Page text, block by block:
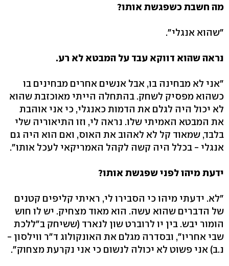
מה חשבת כשפגשת אותו?
"שהוא אנגלי".
נראה שהוא דווקא עבד על המבטא לא רע.
"אני לא מבחינה בו, אבל אנשים אחרים מבחינים בו
כשהוא מפסיק לשחק. בהתחלה הייתי מאוכזבת שהוא
לא יכול היה לגלם את הדמות כאנגלי, כי אני אוהבת
את המבטא האמיתי שלו. נראה לי, וזו התיאוריה שלי
בלבד, שמאוד קל לא לאהוב את האוס, ואם הוא היה גם
אנגלי - בכלל היה קשה לקהל האמריקאי לעכל אותו".
ידעת מיהו לפני שפגשת אותו?
"לא. ידעתי מיהו כי הסבירו לי, ראיתי קליפים קטנים
של הדברים שהוא עשה. הוא מאוד מצחיק. יש לו חוש
הומור יבש. בין יו לרוברט שון לנארד (ששיחק ב"ללכת
שבי אחריו", ובסדרה מגלם את האונקולוג ד"ר ווילסון -
נ.ב) אני פשוט לא יכולה לנשום כי אני נקרעת מצחוק".